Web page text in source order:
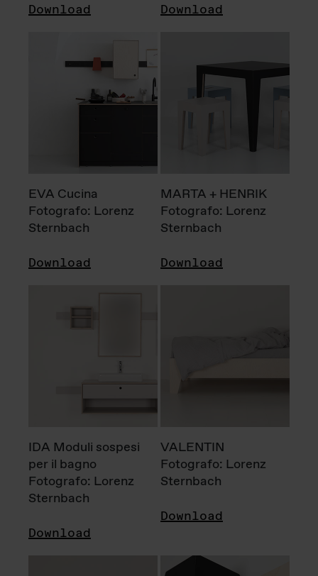
Download Download
EVA Cucina
Fotografo: Lorenz
Sternbach
Download
MARTA + HENRIK
Fotografo: Lorenz
Sternbach
Download
IDA Moduli sospesi
per il bagno
Fotografo: Lorenz
Sternbach
Download
VALENTIN
Fotografo: Lorenz
Sternbach
Download